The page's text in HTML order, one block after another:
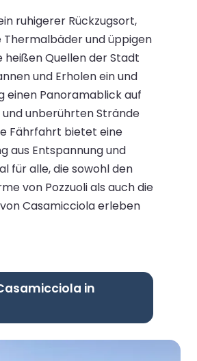
ruhigerer Rückzugsort,
Thermalbäder und üppigen
heißen Quellen der Stadt
und Erholen ein und
einen Panoramablick auf
unberührten Strände
Fährfahrt bietet eine
aus Entspannung und
für alle, die sowohl den
von Pozzuoli als auch die
Casamicciola erleben
in